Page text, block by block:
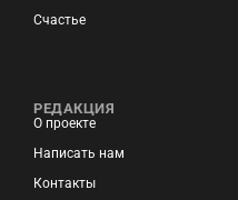
Счастье
РЕДАКЦИЯ
О проекте
Написать нам
Контакты